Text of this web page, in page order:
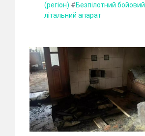
(регіон) #Безпілотний бойовий
літальний апарат